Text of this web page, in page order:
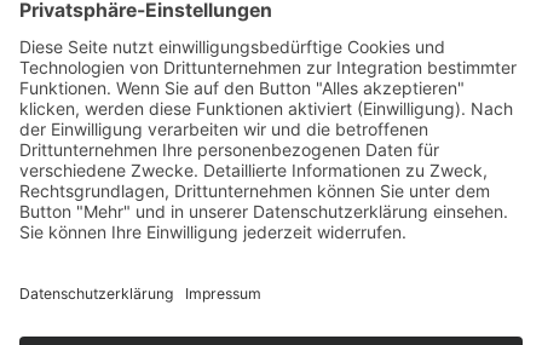
Copyright © 2026 Montagsfreude
E-Mail